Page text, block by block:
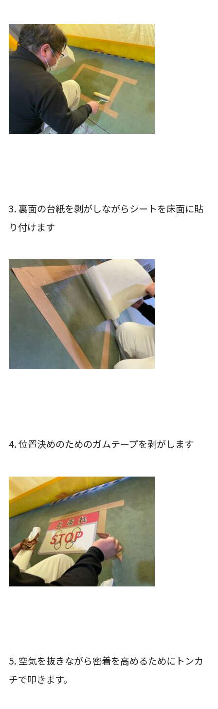
3. 裏面の台紙を剥がしながらシートを床面に貼
り付けます
4. 位置決めのためのガムテープを剥がします
5. 空気を抜きながら密着を高めるためにトンカ
チで叩きます。